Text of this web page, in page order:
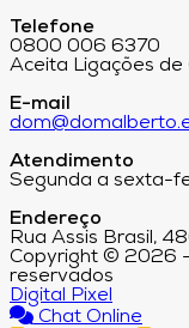
Telefone
0800 006 6370
Aceita Ligações de
E-mail
Atendimento
Segunda a sexta-
Endereço
Rua Assis Brasil,
Copyright © 2026 -
reservados
Digital Pixel
Chat Online